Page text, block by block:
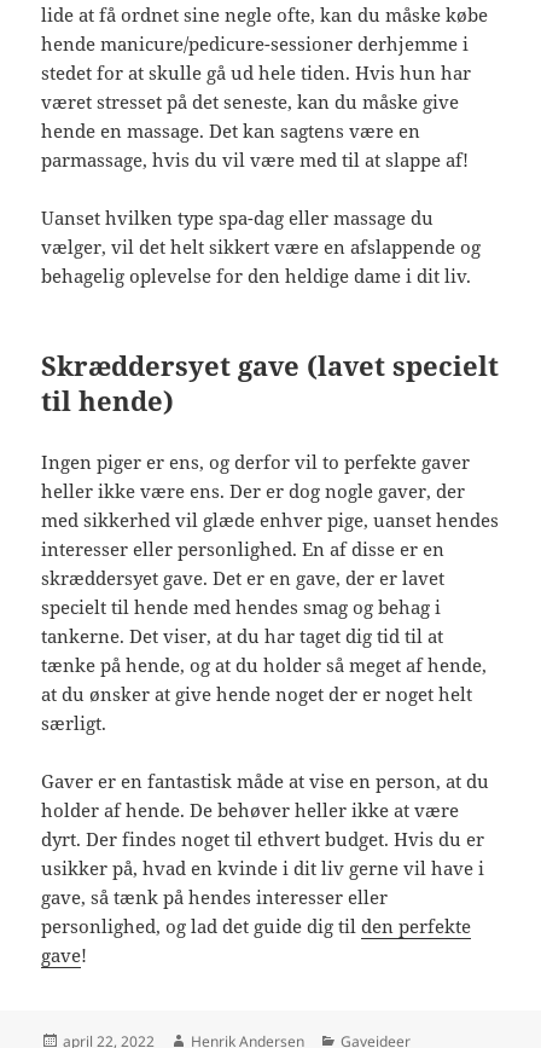
lide at få ordnet sine negle ofte, kan du måske købe
hende manicure/pedicure-sessioner derhjemme i
stedet for at skulle gå ud hele tiden. Hvis hun har
været stresset på det seneste, kan du måske give
hende en massage. Det kan sagtens være en
parmassage, hvis du vil være med til at slappe af!
Uanset hvilken type spa-dag eller massage du
vælger, vil det helt sikkert være en afslappende og
behagelig oplevelse for den heldige dame i dit liv.
Skræddersyet gave (lavet specielt
til hende)
Ingen piger er ens, og derfor vil to perfekte gaver
heller ikke være ens. Der er dog nogle gaver, der
med sikkerhed vil glæde enhver pige, uanset hendes
interesser eller personlighed. En af disse er en
skræddersyet gave. Det er en gave, der er lavet
specielt til hende med hendes smag og behag i
tankerne. Det viser, at du har taget dig tid til at
tænke på hende, og at du holder så meget af hende,
at du ønsker at give hende noget der er noget helt
særligt.
Gaver er en fantastisk måde at vise en person, at du
holder af hende. De behøver heller ikke at være
dyrt. Der findes noget til ethvert budget. Hvis du er
usikker på, hvad en kvinde i dit liv gerne vil have i
gave, så tænk på hendes interesser eller
personlighed, og lad det guide dig tilden perfekte
gave!
Udgivet
april 22, 2022 Forfatter
Henrik Andersen Kategorier
Gaveideer